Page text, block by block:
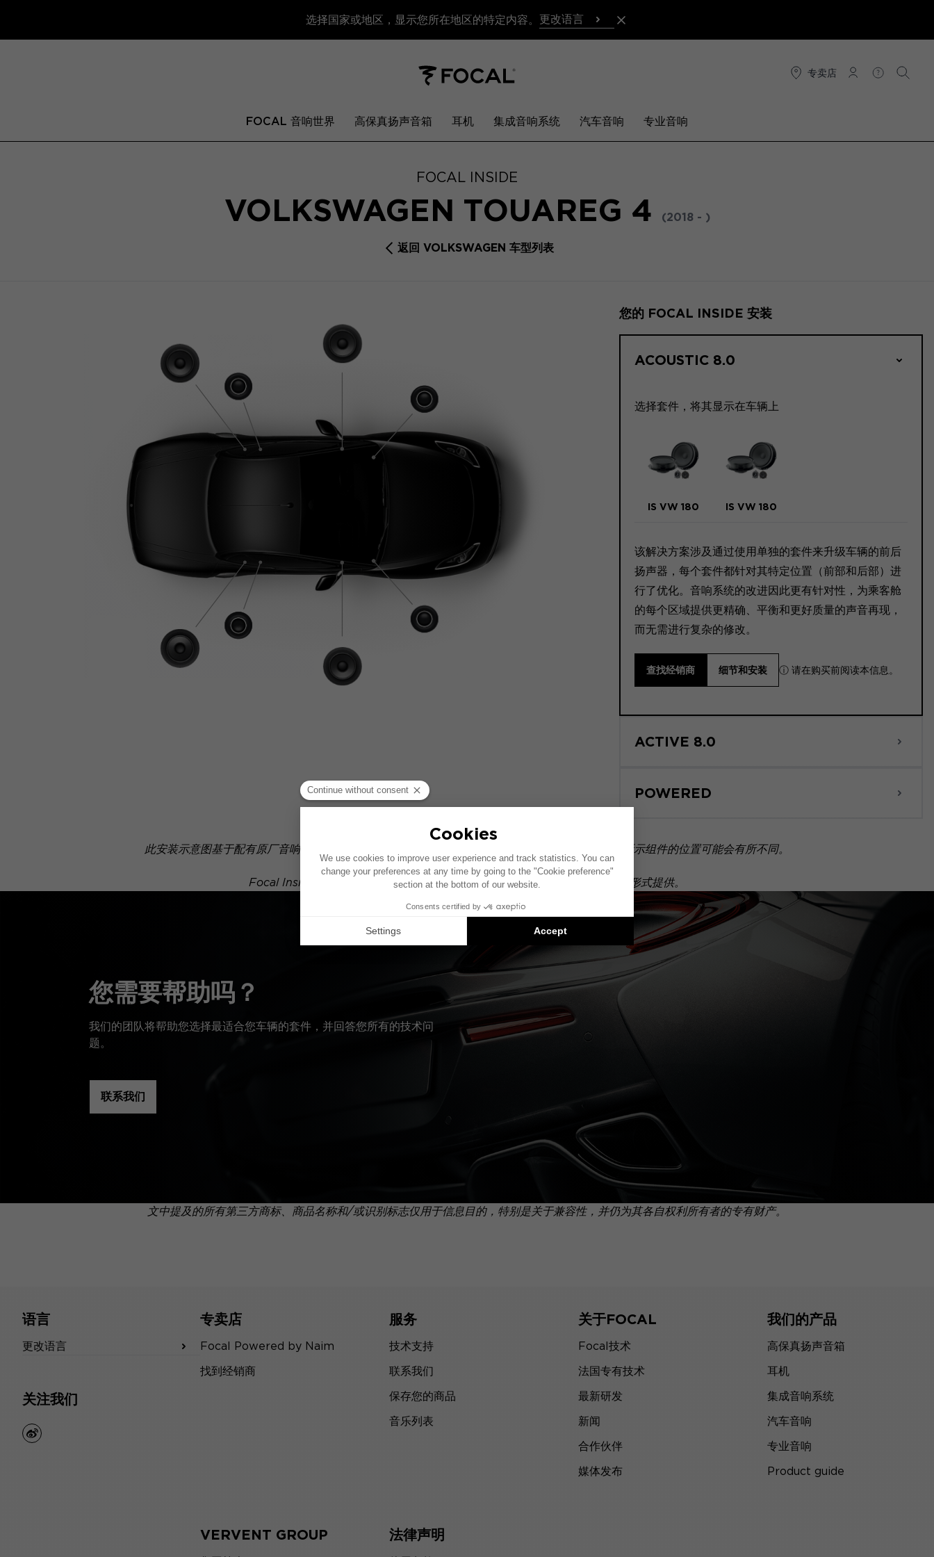
选择国家或地区，显示您所在地区的特定内容。 更改语言
专卖店
连接 帮助 搜索
FOCAL 音响世界 高保真扬声音箱 耳机 集成音响系统 汽车音响 专业音响
FOCAL INSIDE
VOLKSWAGEN TOUAREG 4 (2018 - )
返回 VOLKSWAGEN 车型列表
您的 FOCAL INSIDE 安装
ACOUSTIC 8.0
选择套件，将其显示在车辆上
IS VW 180 IS VW 180
该解决方案涉及通过使用单独的套件来升级车辆的前后
扬声器，每个套件都针对其特定位置（前部和后部）进
行了优化。音响系统的改进因此更有针对性，为乘客舱
的每个区域提供更精确、平衡和更好质量的声音再现，
而无需进行复杂的修改。
查找经销商 细节和安装 ⓘ 请在购买前阅读本信息。
ACTIVE 8.0
POWERED
此安装示意图基于配有原厂音响系统的车辆绘制。如果您的车辆配有特定的高保真选装配置，图中所示组件的位置可能会有所不同。
Focal Inside 安装方案是兼容产品的推荐：每个组件均单独销售，并非以套装形式提供。
您需要帮助吗？
我们的团队将帮助您选择最适合您车辆的套件，并回答您所有的技术问
题。
联系我们
文中提及的所有第三方商标、商品名称和/或识别标志仅用于信息目的，特别是关于兼容性，并仍为其各自权利所有者的专有财产。
语言
更改语言
关注我们
weibo
专卖店
Focal Powered by Naim
找到经销商
服务
技术支持
联系我们
保存您的商品
音乐列表
关于FOCAL
Focal技术
法国专有技术
最新研发
新闻
合作伙伴
媒体发布
我们的产品
高保真扬声音箱
耳机
集成音响系统
汽车音响
专业音响
Product guide
VERVENT GROUP 法律声明